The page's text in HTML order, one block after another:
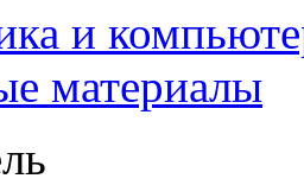
и
материалы